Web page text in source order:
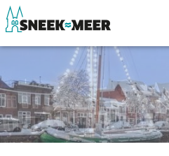
Over Sneek
Uitgelicht
Praktische informatie